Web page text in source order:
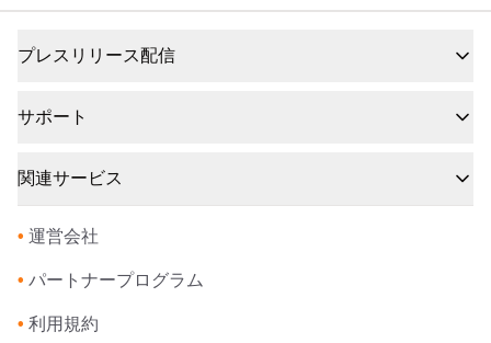
プレスリリース配信
サポート
関連サービス
• 運営会社
• パートナープログラム
• 利用規約